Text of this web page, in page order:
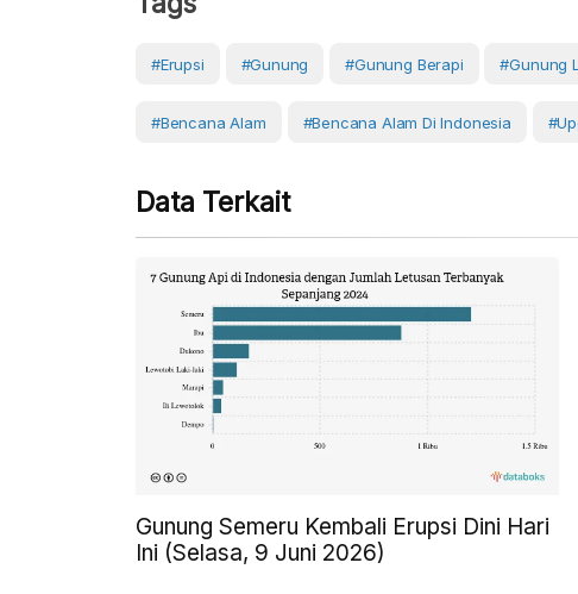
#erupsi #Gunung #gunung Berapi #Gunung
#Bencana Alam #Bencana Alam Di Indonesia
Data Terkait
Gunung Semeru Kembali Erupsi Dini Hari
Ini (Selasa, 9 Juni 2026)